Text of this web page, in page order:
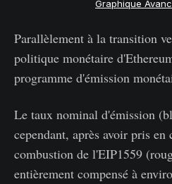
Graphique
Parallèlement à la transition
politique monétaire
programme d'émission
Le taux nominal d'émission
cependant, après avoir pris
combustion de l'EIP1559
entièrement compensé à